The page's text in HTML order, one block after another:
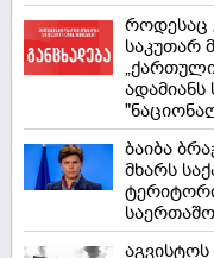
როდესაც
საკუთარ
ბაიბა
მხარს